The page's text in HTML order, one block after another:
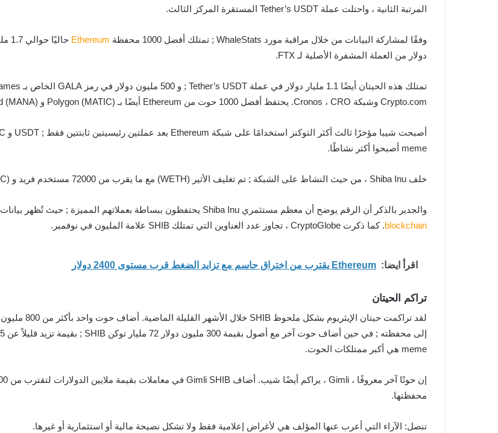
المرتبة الثانية ، واحتلت عملة Tether’s USDT المستقرة المركز الثالث.
وفقًا لمشاركة البيانات من خلال مراقبة مورد WhaleStats ; تمتلك أفضل 1000 محفظة Ethereum
دولار من العملة المشفرة الأصلية لـ FTX.
Crypto.com وشبكة Cronos ، CRO. يحتفظ أفضل 1000 حوت من Ethereum أيضًا بـ Polygon (MATIC) و Decentraland (MANA) و Telcoin (TEL) و Sandbox (SAND).
meme أصبحوا أكثر نشاطًا.
خلف Shiba Inu ، من حيث النشاط على الشبكة ; تم تغليف الأثير (WETH) مع ما يقرب من 72000 مستخدم فريد و Matic Token (MATIC) مع 56100 مستخدم فريد.
والجدير بالذكر أن الرقم يوضح أن معظم مستثمري Shiba Inu يحتفظون ببساطة بعملاتهم المميزة ; حيث تُظهر بيانات Etherscan أن هناك حاليًا 1.075 مليون من حاملي SHIB على
blockchain. كما ذكرت CryptoGlobe ، تجاوز عدد العناوين التي تمتلك SHIB علامة المليون في نوفمبر.
اقرأ ايضا: Ethereum يقترب من اختراق حاسم مع تزايد الضغط قرب مستوى 2400 دولار
تراكم الحيتان
meme هي أكبر ممتلكات الحوت.
محفظتها.
تنصل: الآراء التي أعرب عنها المؤلف هي لأغراض إعلامية فقط ولا تشكل نصيحة مالية أو استثمارية أو غيرها.